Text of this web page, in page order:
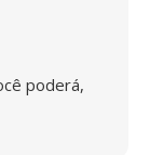
poderá,